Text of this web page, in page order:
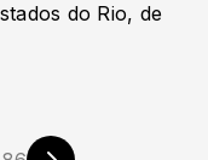
do Rio, de